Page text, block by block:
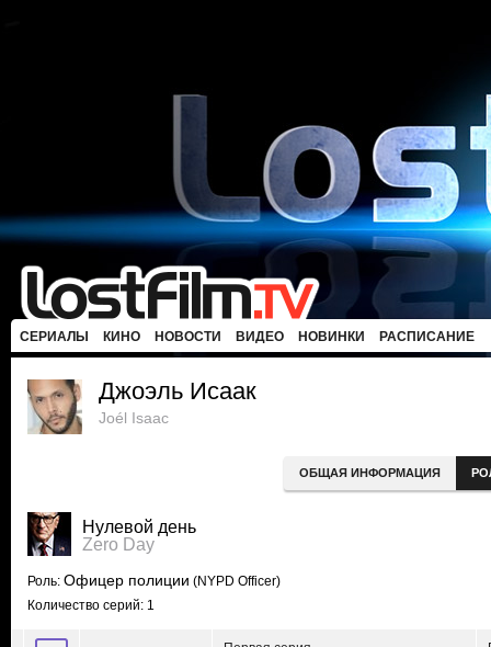
СЕРИАЛЫ КИНО НОВОСТИ ВИДЕО НОВИНКИ РАСПИСАНИЕ
Джоэль Исаак
Joél Isaac
ОБЩАЯ ИНФОРМАЦИЯ
Нулевой день
Zero Day
Роль: Офицер полиции (NYPD Officer)
Количество серий: 1